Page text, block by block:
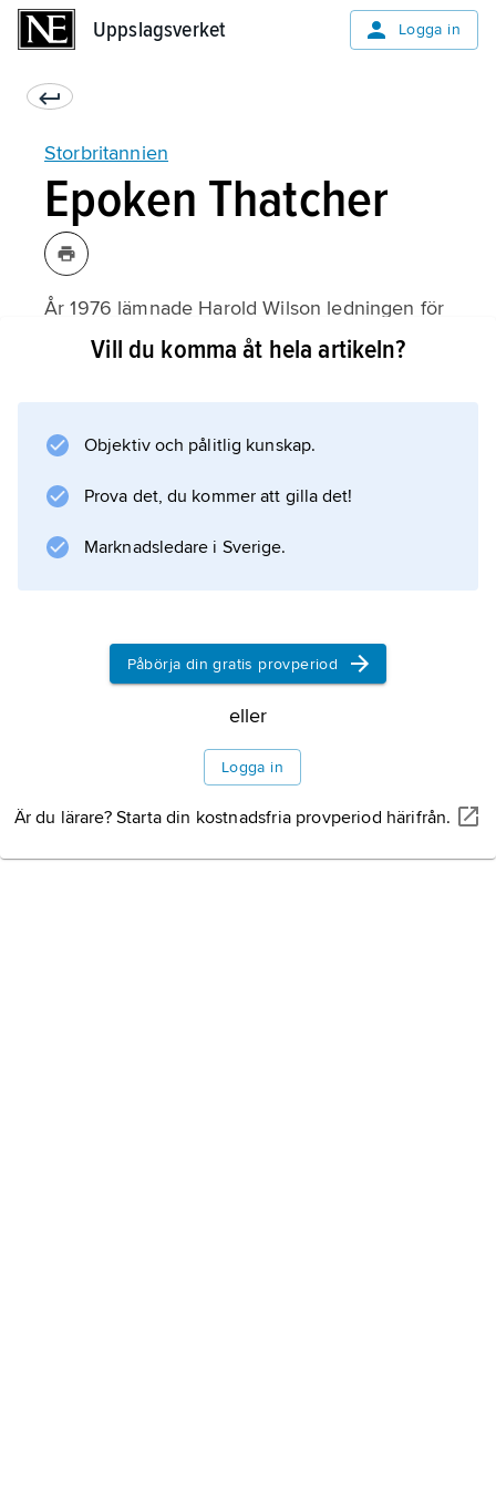
Uppslagsverket Logga in
Storbritannien
Epoken Thatcher
År 1976 lämnade Harold Wilson ledningen för
Labour till
årtiondenas expansiva närings- och
välfärdspolitik. Budgeten stramades åt, och
men möttes av strejker, som lamslog
Information om artikeln
Vill du komma åt hela artikeln?
Objektiv och pålitlig kunskap.
Prova det, du kommer att gilla det!
Marknadsledare i Sverige.
Påbörja din gratis provperiod
eller
Logga in
Är du lärare? Starta din kostnadsfria provperiod härifrån.